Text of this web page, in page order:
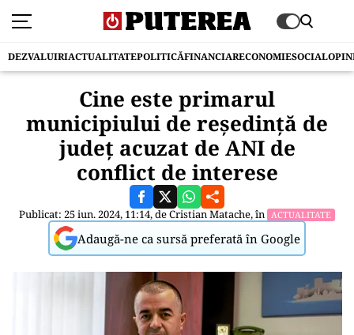
DEZVALUIRIACTUALITATEPOLITICĂFINANCIARECONOMIESOCIAL
Cine este primarul
municipiului de reședință de
județ acuzat de ANI de
conflict de interese
Publicat: 25 iun. 2024, 11:14, deCristian Matache, în ACTUALITATE
Adaugă-ne ca sursă preferată în Google